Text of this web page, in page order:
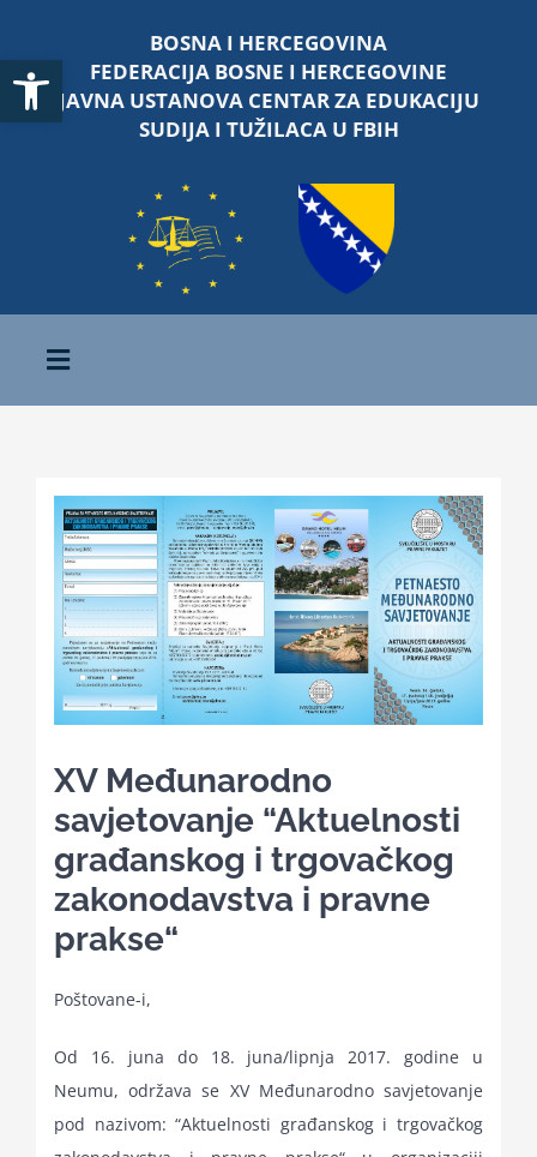
Open toolbar
content
BOSNA I HERCEGOVINA
FEDERACIJA BOSNE I HERCEGOVINE
JAVNA USTANOVA CENTAR ZA EDUKACIJU
SUDIJA I TUŽILACA U FBIH
Toggle
Navigation
O nama
Kalendar aktivnosti
Edukativni materijali
Publikacije
Projekti
Search
XV Međunarodno
savjetovanje “Aktuelnosti
građanskog i trgovačkog
zakonodavstva i pravne
prakse“
Poštovane-i,
Od 16. juna do 18. juna/lipnja 2017. godine u
Neumu, održava se XV Međunarodno savjetovanje
pod nazivom: “Aktuelnosti građanskog i trgovačkog